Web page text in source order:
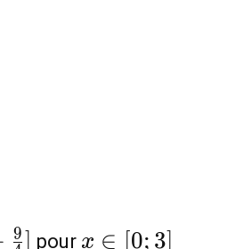
9] pour x\in
x ∈ [0; 3]